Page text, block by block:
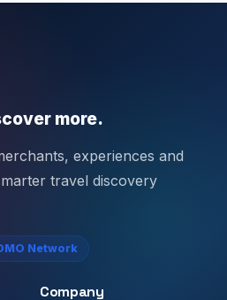
more.
experiences and
travel discovery
Network
Company